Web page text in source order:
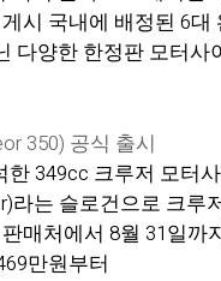
시 국내에 배정된 6대
다양한 한정판 모터사
350) 공식 출시
349cc 크루저 모터
라는 슬로건으로 크
매처에서 8월 31일까
만원부터